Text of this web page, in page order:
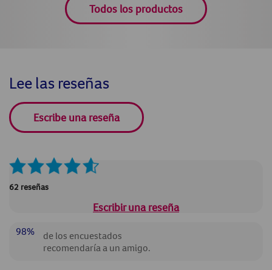
Todos los productos
Lee las reseñas
Escribe una reseña
62 reseñas
Escribir una reseña
98%
de los encuestados
recomendaría a un amigo.